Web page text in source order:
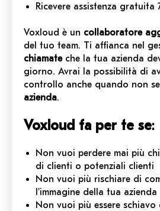
Ricevere assistenza gratuita
Voxloud è un collaboratore
del tuo team. Ti affianca nel
chiamateche la tua azienda
giorno. Avrai la possibilità di
controllo anche quando non
azienda.
Voxloud fa per te se:
Non vuoi perdere mai più
di clienti o potenziali clienti
Non vuoi più rischiare di
l'immagine della tua azienda
Non vuoi più essere